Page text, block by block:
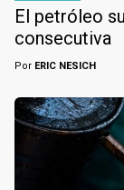
El petróleo
consecutiva
Por ERIC NESICH